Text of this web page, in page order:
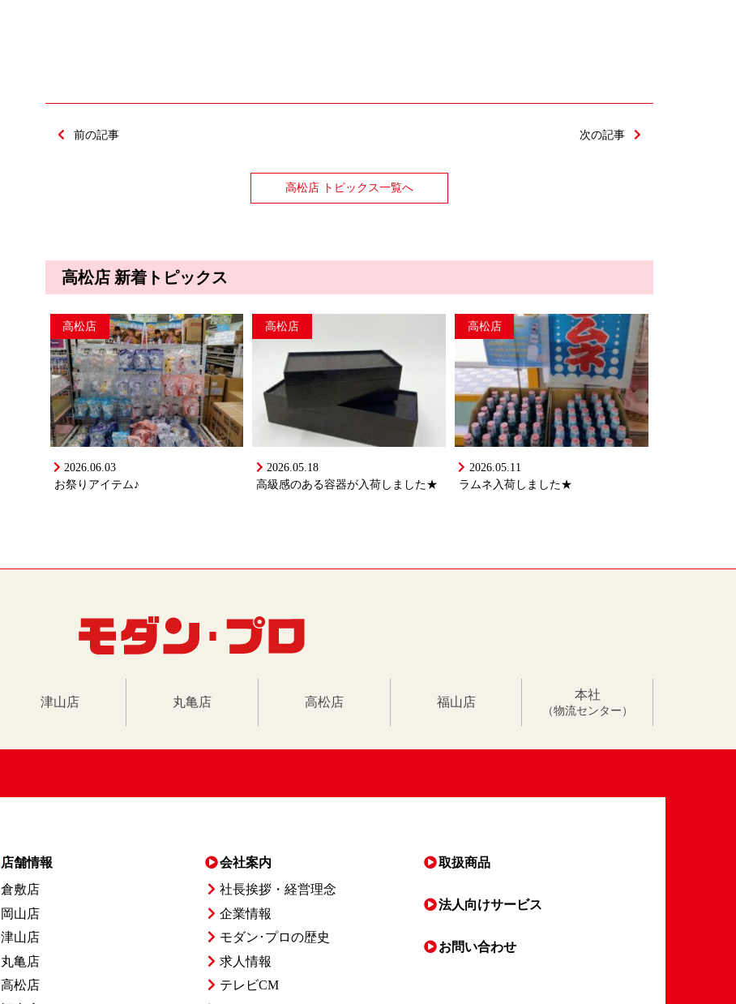
前の記事 次の記事
高松店 トピックス一覧へ
高松店 新着トピックス
高松店
2026.06.03
お祭りアイテム♪
高松店
2026.05.18
高級感のある容器が入荷しました★
高松店
2026.05.11
ラムネ入荷しました★
津山店 丸亀店 高松店 福山店
本社
（物流センター）
店舗情報
倉敷店
岡山店
津山店
丸亀店
高松店
会社案内
社長挨拶・経営理念
企業情報
モダン･プロの歴史
求人情報
テレビCM
取扱商品
法人向けサービス
お問い合わせ